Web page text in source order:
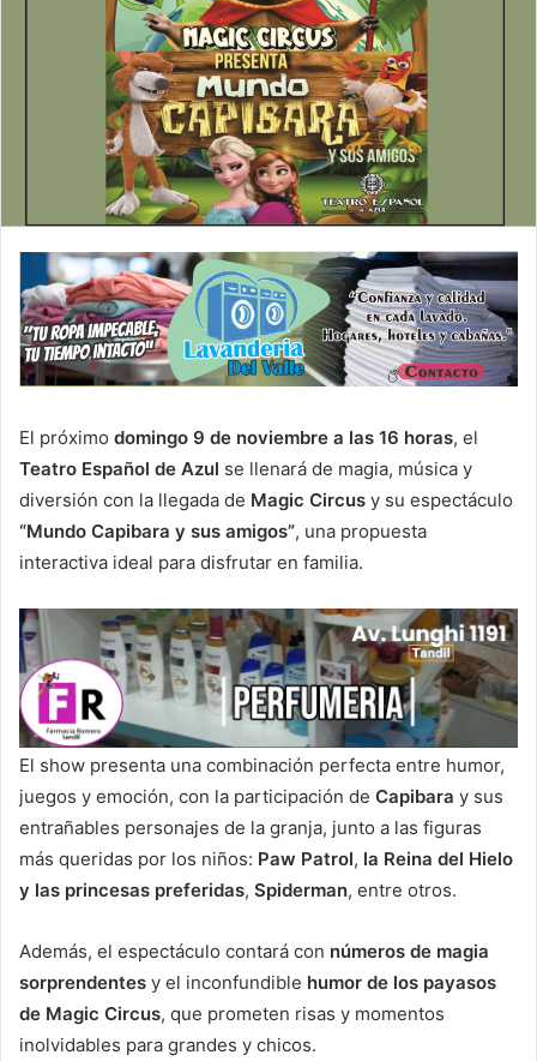
El próximo domingo 9 de noviembre a las 16 horas, el
Teatro Español de Azul se llenará de magia, música y
diversión con la llegada de Magic Circus y su espectáculo
“Mundo Capibara y sus amigos”, una propuesta
interactiva ideal para disfrutar en familia.
El show presenta una combinación perfecta entre humor,
juegos y emoción, con la participación de Capibara y sus
entrañables personajes de la granja, junto a las figuras
más queridas por los niños: Paw Patrol, la Reina del Hielo
y las princesas preferidas, Spiderman, entre otros.
Además, el espectáculo contará con números de magia
sorprendentes y el inconfundible humor de los payasos
de Magic Circus, que prometen risas y momentos
inolvidables para grandes y chicos.